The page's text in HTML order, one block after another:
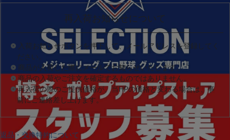
再入荷お知らせについて
入荷お知らせボタンを押下して、メールアドレスを登録してく
ださい。
商品が入荷した際にメールでお知らせいたします。
商品の入荷やご注文を確定するものではありません。
再入荷の際のご提供価格が、当HPの価格と変わる場合は、事
前にご連絡差し上げます。
返品・交換特約について